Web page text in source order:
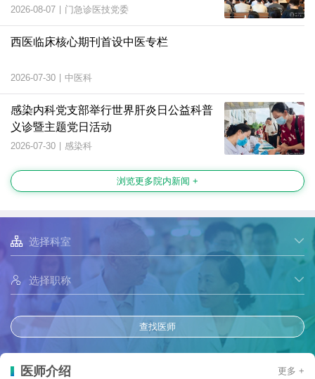
效”主题党日活动
2026-08-07 | 门急诊医技党委
西医临床核心期刊首设中医专栏
2026-07-30 | 中医科
感染内科党支部举行世界肝炎日公益科普
义诊暨主题党日活动
2026-07-30 | 感染科
浏览更多院内新闻 +


查找医师
医师介绍 更多 +